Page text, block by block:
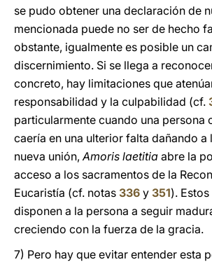
se pudo obtener una declaración de
mencionada puede no ser de hecho
obstante, igualmente es posible un
discernimiento. Si se llega a
concreto, hay limitaciones que
responsabilidad y la culpabilidad (cf.
particularmente cuando una persona
caería en una ulterior falta dañando a
nueva unión,Amoris laetitia abre la
acceso a los sacramentos de la
Eucaristía (cf. notas 336 y 351).
disponen a la persona a seguir
creciendo con la fuerza de la gracia.
7) Pero hay que evitar entender esta